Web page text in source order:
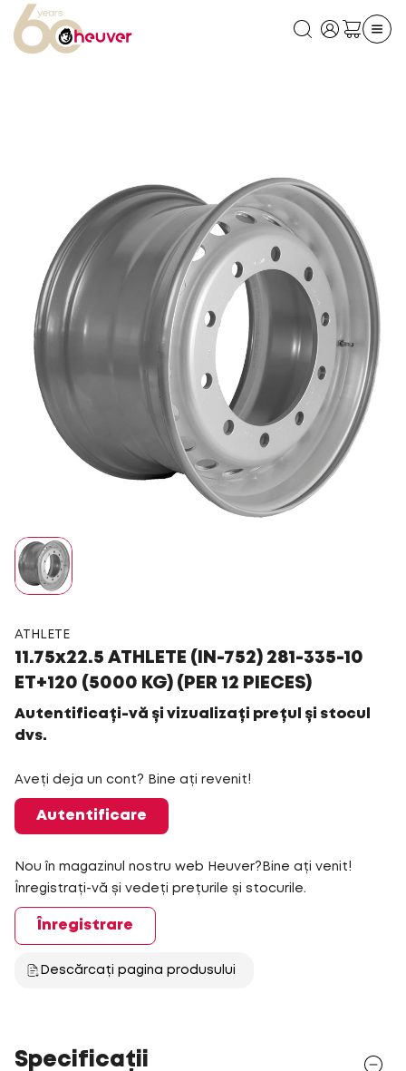
ATHLETE
11.75x22.5 ATHLETE (IN-752) 281-335-10
ET+120 (5000 KG) (PER 12 PIECES)
Autentificați-vă și vizualizați prețul și stocul
dvs.
Aveți deja un cont? Bine ați revenit!
Autentificare
Nou în magazinul nostru web Heuver?Bine ați venit!
Înregistrați-vă și vedeți prețurile și stocurile.
Înregistrare
Descărcați pagina produsului
Specificații